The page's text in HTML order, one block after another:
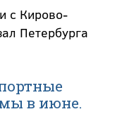
с Кирово-
Петербурга
в июне.